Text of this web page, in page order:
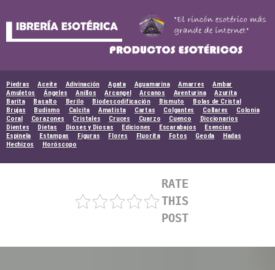
Piedras Aceite Adivinación Agata Aguamarina Amarres
Ambar
Amuletos
Ángeles Anillos Arcangel Arcanos Aventurina
Azurita
Barita
Basalto Berilo Biodescodificación Bismuto
Bolas de Cristal
Brujas
Budismo Calcita Amatista Cartas Colgantes Collares
Colonia
Coral
Corazones Cristales Cruces Cuarzo Cuenco
Diccionarios
Dientes
Dietas Dioses y Diosas Ediciones Escarabajos
Esencias
Espinela
Estampas Figuras Flores Fluorita Fotos Geoda
Hadas
Hechizos
Horóscopo
RATE
THIS
POST